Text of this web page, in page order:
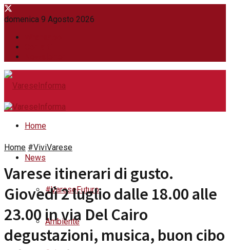
domenica 9 Agosto 2026
Home
News
#VareseFuturo
Ambiente
Home #ViviVarese
Varese itinerari di gusto.
Giovedì 2 luglio dalle 18.00 alle
23.00 in via Del Cairo
degustazioni, musica, buon cibo